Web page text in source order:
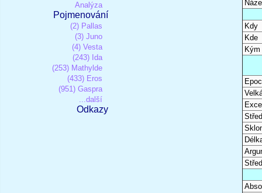
Analýza
Pojmenování
(2) Pallas
(3) Juno
(4) Vesta
(243) Ida
(253) Mathylde
(433) Eros
(951) Gaspra
...další
Odkazy
Kdy
Kde
Kým